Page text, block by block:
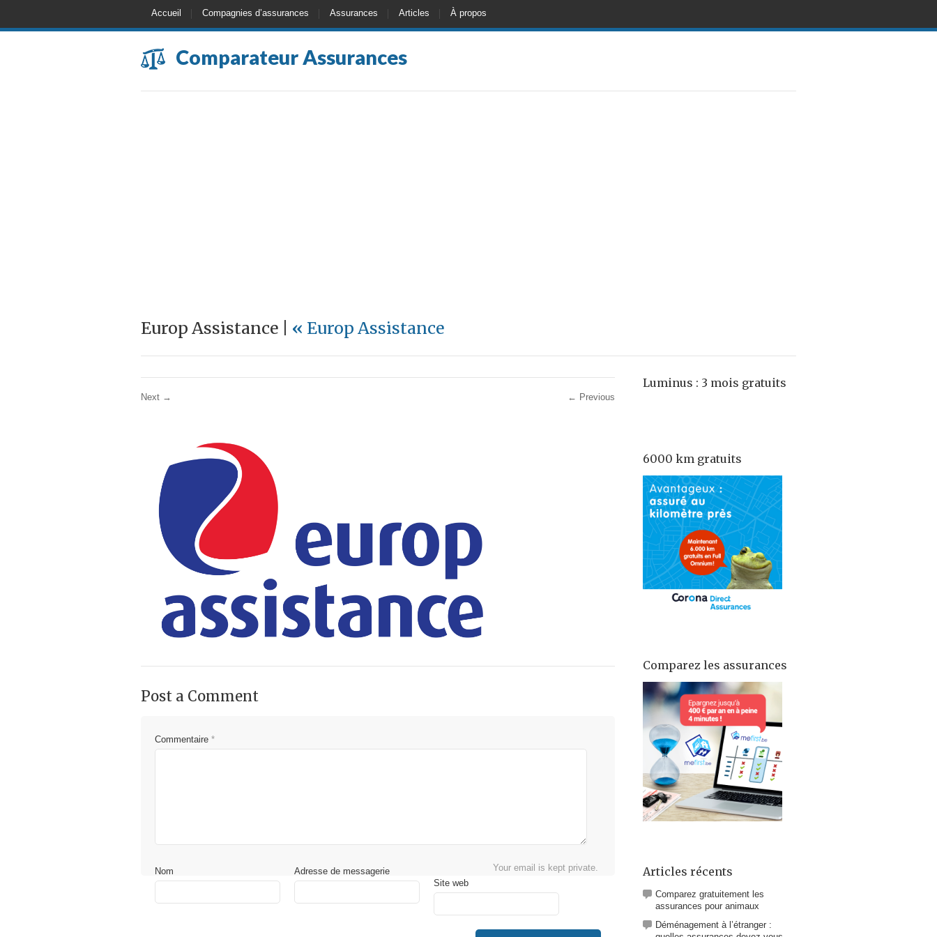
Accueil Compagnies d’assurances Assurances Articles À propos
Comparateur Assurances
Europ Assistance | « Europ Assistance
← Previous
Next →
Post a Comment
Commentaire *
Your email is kept private.
Nom
Adresse de messagerie
Site web
Luminus : 3 mois gratuits
6000 km gratuits
Comparez les assurances
Articles récents
Comparez gratuitement les
assurances pour animaux
Déménagement à l’étranger :